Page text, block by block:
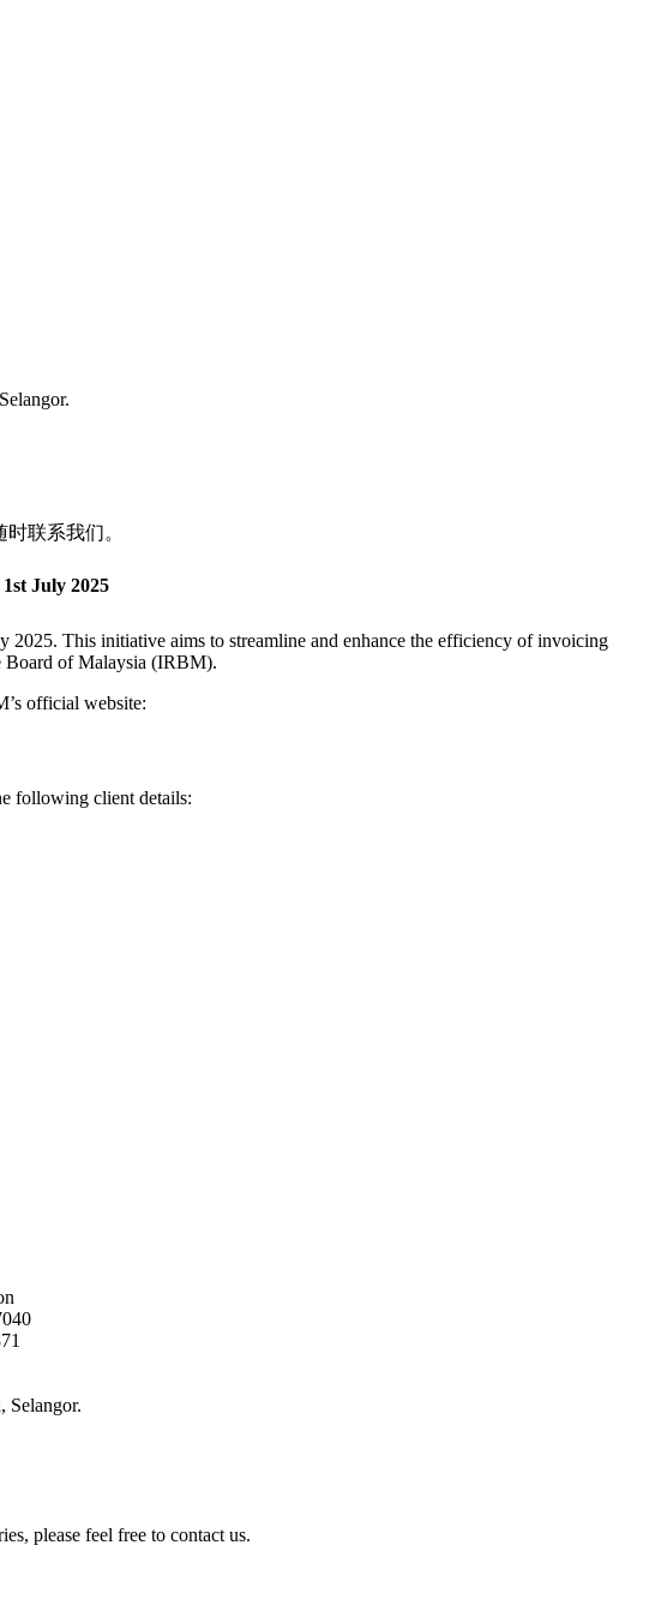
联系我们。
July 2025
This initiative aims to streamline and enhance the efficiency of invoicing
Board of Malaysia (IRBM).
official website:
following client details:
Selangor.
please feel free to contact us.